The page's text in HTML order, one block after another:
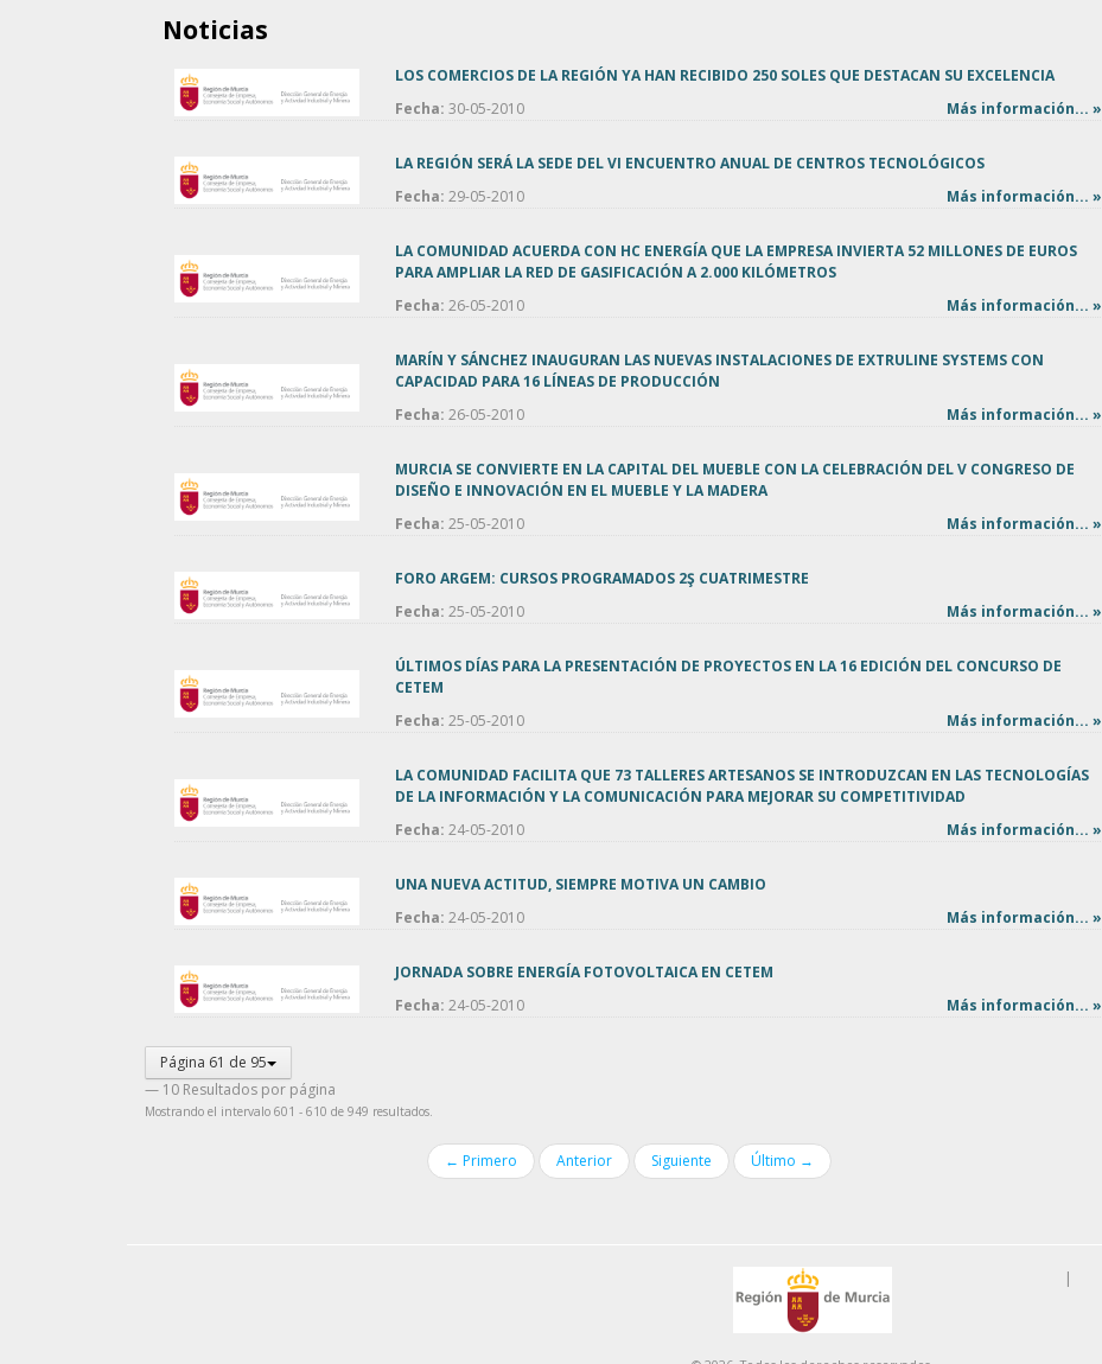
Noticias
LOS COMERCIOS DE LA REGIÓN YA HAN RECIBIDO 250 SOLES QUE DESTACAN SU EXCELENCIA
Fecha: 30-05-2010 Más información... »
LA REGIÓN SERÁ LA SEDE DEL VI ENCUENTRO ANUAL DE CENTROS TECNOLÓGICOS
Fecha: 29-05-2010 Más información... »
LA COMUNIDAD ACUERDA CON HC ENERGÍA QUE LA EMPRESA INVIERTA 52 MILLONES DE EUROS
PARA AMPLIAR LA RED DE GASIFICACIÓN A 2.000 KILÓMETROS
Fecha: 26-05-2010 Más información... »
MARÍN Y SÁNCHEZ INAUGURAN LAS NUEVAS INSTALACIONES DE EXTRULINE SYSTEMS CON
CAPACIDAD PARA 16 LÍNEAS DE PRODUCCIÓN
Fecha: 26-05-2010 Más información... »
MURCIA SE CONVIERTE EN LA CAPITAL DEL MUEBLE CON LA CELEBRACIÓN DEL V CONGRESO DE
DISEÑO E INNOVACIÓN EN EL MUEBLE Y LA MADERA
Fecha: 25-05-2010 Más información... »
FORO ARGEM: CURSOS PROGRAMADOS 2Ş CUATRIMESTRE
Fecha: 25-05-2010 Más información... »
ÚLTIMOS DÍAS PARA LA PRESENTACIÓN DE PROYECTOS EN LA 16 EDICIÓN DEL CONCURSO DE
CETEM
Fecha: 25-05-2010 Más información... »
LA COMUNIDAD FACILITA QUE 73 TALLERES ARTESANOS SE INTRODUZCAN EN LAS TECNOLOGÍAS
DE LA INFORMACIÓN Y LA COMUNICACIÓN PARA MEJORAR SU COMPETITIVIDAD
Fecha: 24-05-2010 Más información... »
UNA NUEVA ACTITUD, SIEMPRE MOTIVA UN CAMBIO
Fecha: 24-05-2010 Más información... »
JORNADA SOBRE ENERGÍA FOTOVOLTAICA EN CETEM
Fecha: 24-05-2010 Más información... »
Página 61 de 95
— 10 Resultados por página
Mostrando el intervalo 601 - 610 de 949 resultados.
← Primero Anterior Siguiente Último →
|